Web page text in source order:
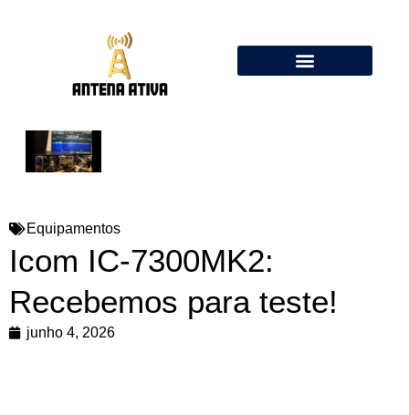
Equipamentos
Icom IC-7300MK2:
Recebemos para teste!
junho 4, 2026